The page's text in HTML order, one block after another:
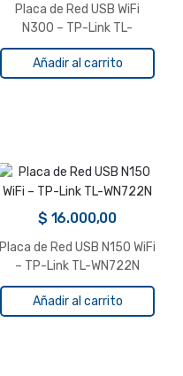
Placa de Red USB WiFi
N300 – TP-Link TL-
WN8200ND Alta Ganancia
Añadir al carrito
$ 16.000,00
Placa de Red USB N150 WiFi
– TP-Link TL-WN722N
Añadir al carrito